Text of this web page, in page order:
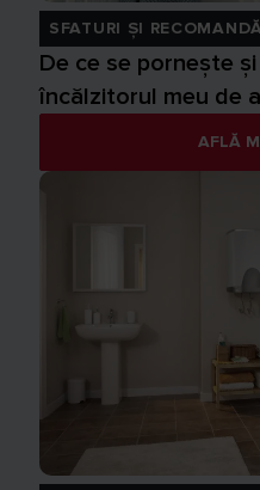
SFATURI ȘI
De ce se pornește
încălzitorul meu de
AFLĂ